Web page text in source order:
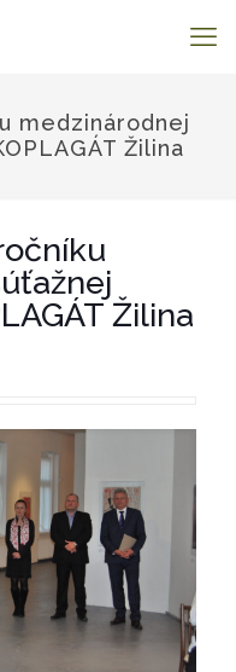
medzinárodnej
Žilina
Žilina